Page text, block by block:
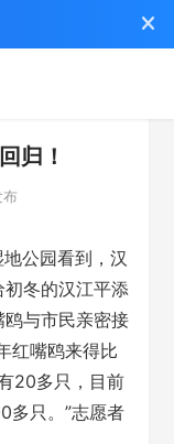
归！
公园看到，汉
冬的汉江平添
与市民亲密接
红嘴鸥来得比
20多只，目前
多只。”志愿者